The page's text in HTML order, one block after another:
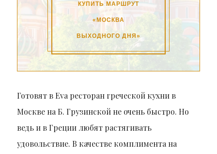
КУПИТЬ МАРШРУТ
«МОСКВА
ВЫХОДНОГО ДНЯ»
Готовят в Eva ресторан греческой кухни в
Москве на Б. Грузинской не очень быстро. Но
ведь и в Греции любят растягивать
удовольствие. В качестве комплимента на